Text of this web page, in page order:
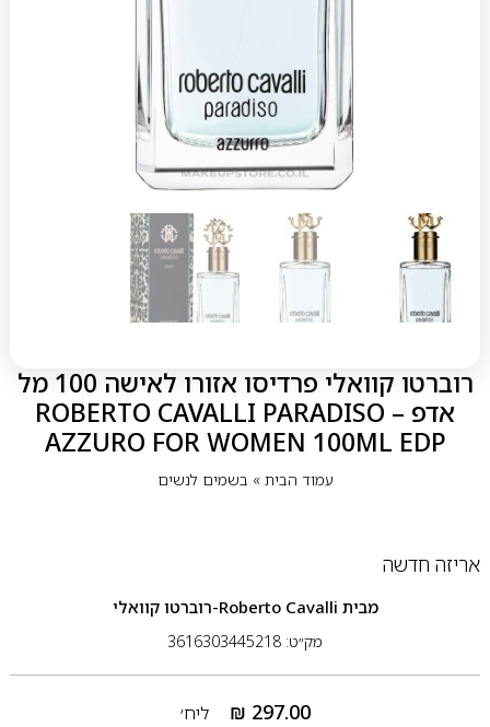
רוברטו קוואלי פרדיסו אזורו לאישה 100 מל
אדפ – ROBERTO CAVALLI PARADISO
AZZURO FOR WOMEN 100ML EDP
עמוד הבית» בשמים לנשים
אריזה חדשה
מבית Roberto Cavalli-רוברטו קוואלי
מק״ט: 3616303445218
₪ 297.00
ליח׳